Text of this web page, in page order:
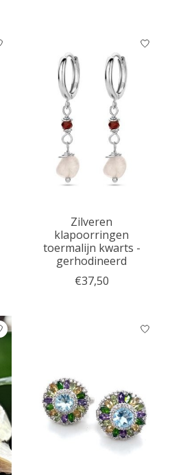
Zilveren
klapoorringen
toermalijn kwarts -
gerhodineerd
€37,50